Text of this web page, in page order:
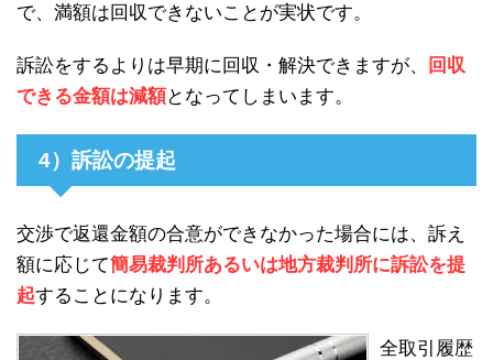
で、満額は回収できないことが実状です。
訴訟をするよりは早期に回収・解決できますが、
回収
できる金額は減額となってしまいます。
4）訴訟の提起
交渉で返還金額の合意ができなかった場合には、訴え
額に応じて簡易裁判所あるいは地方裁判所に訴訟を提
起することになります。
全取引履歴